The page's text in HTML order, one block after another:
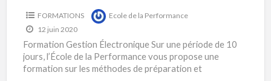
FORMATIONS
Ecole de la Performance
12 juin 2020
Formation Gestion Électronique Sur une période de 10
jours, l’École de la Performance vous propose une
formation sur les méthodes de préparation et